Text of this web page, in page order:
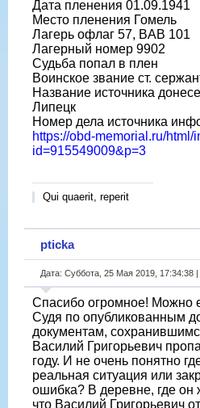
Дата пленения 01.09.1941
Место пленения Гомель
Лагерь офлаг 57, BAB 101
Лагерный номер 9902
Судьба попал в плен
Воинское звание ст.
Название источника
Липецк
Номер дела источника
https://obd-memorial.ru/html/
id=915549009&p=3
Qui quaerit, reperit
pticka
Дата: Суббота, 25 Мая 2019, 17:34:38
Спасибо огромное! Можно
Судя по опубликованным
документам,
Василий Григорьевич
году. И не очень понятно
реальная ситуация или
ошибка? В деревне, где он
что Василий Григорьевич